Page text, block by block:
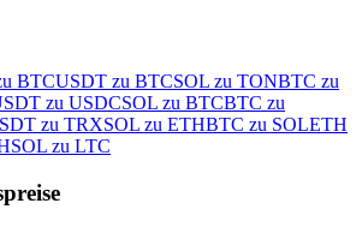
BTCUSDT zu BTCSOL zu TONBTC zu
zu USDCSOL zu BTCBTC zu
zu TRXSOL zu ETHBTC zu SOLETH
SOL zu LTC